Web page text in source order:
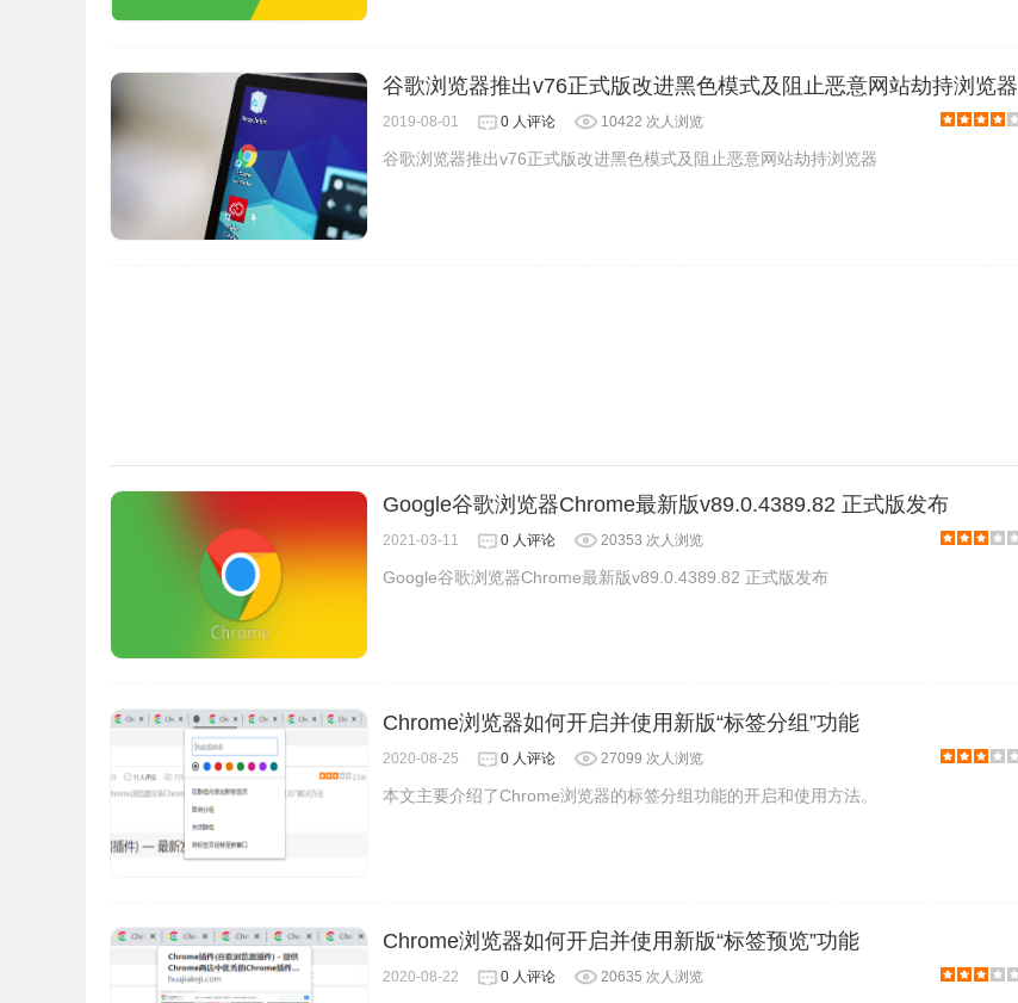
谷歌浏览器推出v76正式版改进黑色模式及阻止恶意网站劫持浏览器
2019-08-01 0 人评论 10422 次人浏览
谷歌浏览器推出v76正式版改进黑色模式及阻止恶意网站劫持浏览器
Google谷歌浏览器Chrome最新版v89.0.4389.82 正式版发布
2021-03-11 0 人评论 20353 次人浏览
Google谷歌浏览器Chrome最新版v89.0.4389.82 正式版发布
Chrome浏览器如何开启并使用新版“标签分组”功能
2020-08-25 0 人评论 27099 次人浏览
本文主要介绍了Chrome浏览器的标签分组功能的开启和使用方法。
Chrome浏览器如何开启并使用新版“标签预览”功能
2020-08-22 0 人评论 20635 次人浏览